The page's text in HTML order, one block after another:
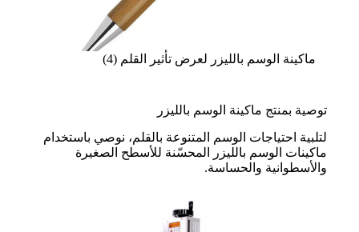
ماكينة الوسم بالليزر لعرض تأثير القلم (4)
توصية بمنتج ماكينة الوسم بالليزر
لتلبية احتياجات الوسم المتنوعة بالقلم، نوصي باستخدام
ماكينات الوسم بالليزر المحسّنة للأسطح الصغيرة
والأسطوانية والحساسة.